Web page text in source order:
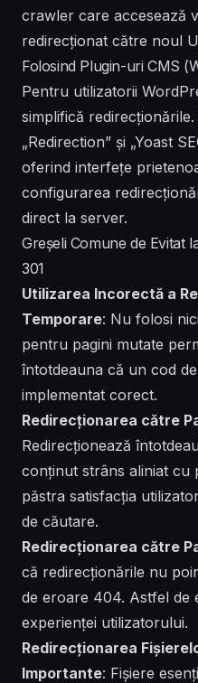
crawler care accesează
redirecționat către noul
Folosind Plugin-uri CMS
Pentru utilizatorii
simplifică
„Redirection” și „Yoast
oferind interfețe
configurarea
direct la server.
Greșeli Comune de Evitat
301
Utilizarea Incorectă a
Temporare: Nu folosi
pentru pagini mutate
întotdeauna că un cod
implementat corect.
Redirecționarea către
Redirecționează
conținut strâns aliniat cu
păstra satisfacția
de căutare.
Redirecționarea către
că redirecționările nu
de eroare 404. Astfel de
experienței utilizatorului.
Redirecționarea
Importante: Fișiere